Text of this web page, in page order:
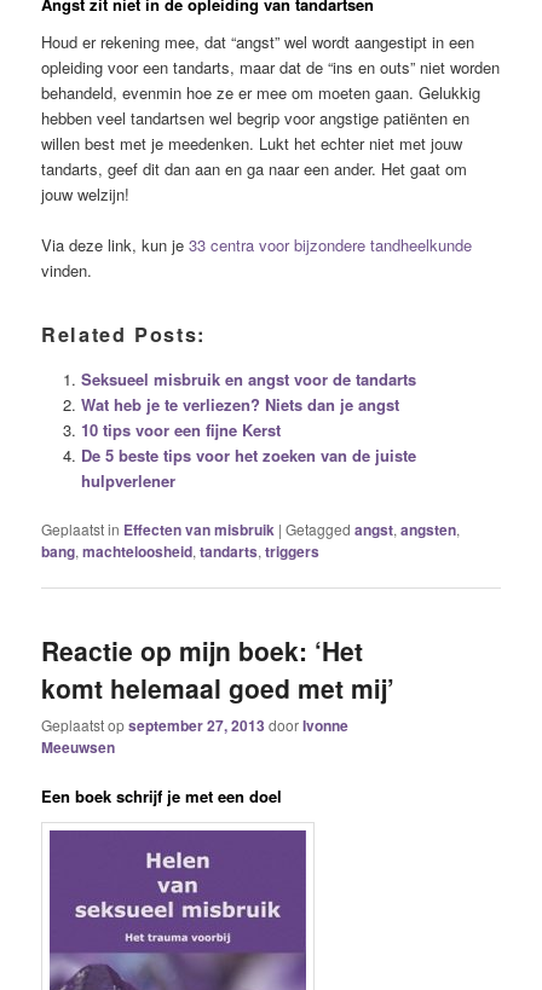
Houd er rekening mee, dat “angst” wel wordt aangestipt in een
opleiding voor een tandarts, maar dat de “ins en outs” niet worden
behandeld, evenmin hoe ze er mee om moeten gaan. Gelukkig
hebben veel tandartsen wel begrip voor angstige patiënten en
willen best met je meedenken. Lukt het echter niet met jouw
tandarts, geef dit dan aan en ga naar een ander. Het gaat om
jouw welzijn!
Via deze link, kun je33 centra voor bijzondere tandheelkunde
vinden.
Related Posts:
Seksueel misbruik en angst voor de tandarts
Wat heb je te verliezen? Niets dan je angst
10 tips voor een fijne Kerst
De 5 beste tips voor het zoeken van de juiste
hulpverlener
Geplaatst in Effecten van misbruik |Getagged angst,angsten,
bang,machteloosheid,tandarts,triggers
Reactie op mijn boek: ‘Het
komt helemaal goed met mij’
Geplaatst opseptember 27, 2013 doorIvonne
Meeuwsen
Een boek schrijf je met een doel